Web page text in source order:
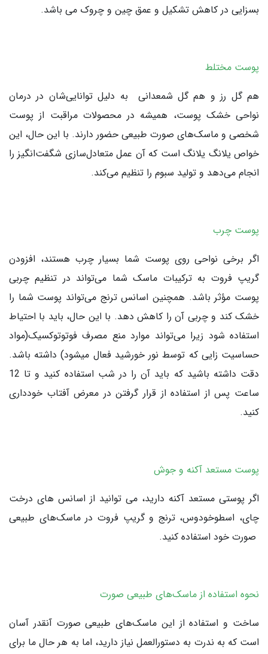
بسزایی در کاهش تشکیل و عمق چین و چروک می باشد.
پوست مختلط
هم گل رز و هم گل شمعدانی به دلیل توانایی‌شان در درمان
نواحی خشک پوست، همیشه در محصولات مراقبت از پوست
شخصی و ماسک‌های صورت طبیعی حضور دارند. با این حال، این
خواص یلانگ یلانگ است که آن عمل متعادل‌سازی شگفت‌انگیز را
انجام می‌دهد و تولید سبوم را تنظیم می‌کند.
پوست چرب
اگر برخی نواحی روی پوست شما بسیار چرب هستند، افزودن
گریپ فروت به ترکیبات ماسک شما می‌تواند در تنظیم چربی
پوست مؤثر باشد. همچنین اسانس ترنج می‌تواند پوست شما را
خشک کند و چربی آن را کاهش دهد. با این حال، باید با احتیاط
استفاده شود زیرا می‌تواند موارد منع مصرف فوتوتوکسیک(مواد
حساسیت زایی که توسط نور خورشید فعال میشود) داشته باشد.
دقت داشته باشید که باید آن را در شب استفاده کنید و تا 12
ساعت پس از استفاده از قرار گرفتن در معرض آفتاب خودداری
کنید.
پوست مستعد آکنه و جوش
اگر پوستی مستعد آکنه دارید، می توانید از اسانس های درخت
چای، اسطوخودوس، ترنج و گریپ فروت در ماسک‌های طبیعی
صورت خود استفاده کنید.
نحوه استفاده از ماسک‌های طبیعی صورت
ساخت و استفاده از این ماسک‌های طبیعی صورت آنقدر آسان
است که به ندرت به دستورالعمل نیاز دارید، اما به هر حال ما برای